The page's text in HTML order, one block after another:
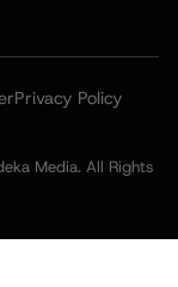
Privacy Policy
Media. All Rights